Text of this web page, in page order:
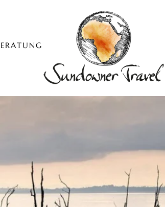
Sundowner Travel